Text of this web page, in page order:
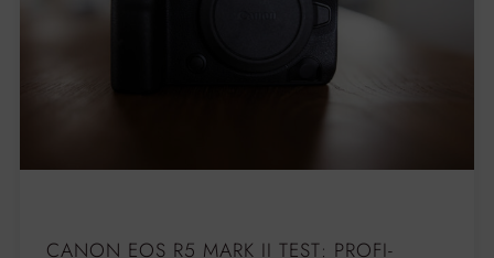
CANON EOS R5 MARK II TEST: PROFI-